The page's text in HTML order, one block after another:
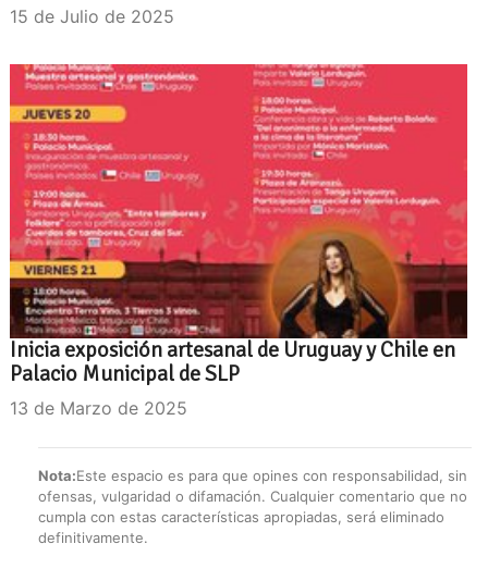
15 de Julio de 2025
Inicia exposición artesanal de Uruguay y Chile en
Palacio Municipal de SLP
13 de Marzo de 2025
Nota:Este espacio es para que opines con responsabilidad, sin
ofensas, vulgaridad o difamación. Cualquier comentario que no
cumpla con estas características apropiadas, será eliminado
definitivamente.